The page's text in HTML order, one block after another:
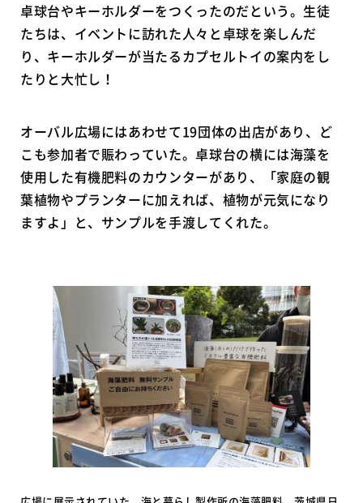
卓球台やキーホルダーをつくったのだという。生徒
たちは、イベントに訪れた人々と卓球を楽しんだ
り、キーホルダーが当たるカプセルトイの案内をし
たりと大忙し！
オーバル広場にはあわせて19団体の出店があり、ど
こも参加者で賑わっていた。卓球台の横には海藻を
使用した有機肥料のカウンターがあり、「家庭の観
葉植物やプランターに加えれば、植物が元気になり
ますよ」と、サンプルを手渡してくれた。